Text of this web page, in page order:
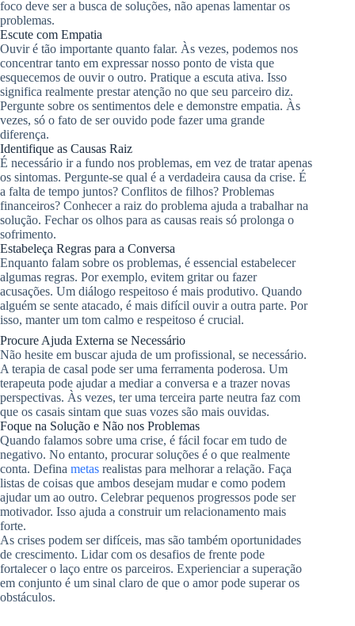
foco deve ser a busca de soluções, não apenas lamentar os
problemas.
Escute com Empatia
Ouvir é tão importante quanto falar. Às vezes, podemos nos
concentrar tanto em expressar nosso ponto de vista que
esquecemos de ouvir o outro. Pratique a escuta ativa. Isso
significa realmente prestar atenção no que seu parceiro diz.
Pergunte sobre os sentimentos dele e demonstre empatia. Às
vezes, só o fato de ser ouvido pode fazer uma grande
diferença.
Identifique as Causas Raiz
É necessário ir a fundo nos problemas, em vez de tratar apenas
os sintomas. Pergunte-se qual é a verdadeira causa da crise. É
a falta de tempo juntos? Conflitos de filhos? Problemas
financeiros? Conhecer a raiz do problema ajuda a trabalhar na
solução. Fechar os olhos para as causas reais só prolonga o
sofrimento.
Estabeleça Regras para a Conversa
Enquanto falam sobre os problemas, é essencial estabelecer
algumas regras. Por exemplo, evitem gritar ou fazer
acusações. Um diálogo respeitoso é mais produtivo. Quando
alguém se sente atacado, é mais difícil ouvir a outra parte. Por
isso, manter um tom calmo e respeitoso é crucial.
Procure Ajuda Externa se Necessário
Não hesite em buscar ajuda de um profissional, se necessário.
A terapia de casal pode ser uma ferramenta poderosa. Um
terapeuta pode ajudar a mediar a conversa e a trazer novas
perspectivas. Às vezes, ter uma terceira parte neutra faz com
que os casais sintam que suas vozes são mais ouvidas.
Foque na Solução e Não nos Problemas
Quando falamos sobre uma crise, é fácil focar em tudo de
negativo. No entanto, procurar soluções é o que realmente
conta. Defina metas realistas para melhorar a relação. Faça
listas de coisas que ambos desejam mudar e como podem
ajudar um ao outro. Celebrar pequenos progressos pode ser
motivador. Isso ajuda a construir um relacionamento mais
forte.
As crises podem ser difíceis, mas são também oportunidades
de crescimento. Lidar com os desafios de frente pode
fortalecer o laço entre os parceiros. Experienciar a superação
em conjunto é um sinal claro de que o amor pode superar os
obstáculos.